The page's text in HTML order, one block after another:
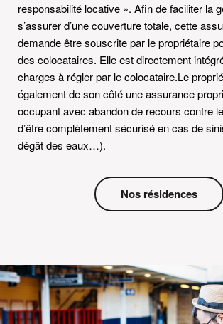
responsabilité locative ». Afin de faciliter la
s’assurer d’une couverture totale, cette
demande être souscrite par le propriétaire
des colocataires. Elle est directement
charges à régler par le colocataire.Le
également de son côté une assurance
occupant avec abandon de recours contre
d’être complètement sécurisé en cas de
dégât des eaux…).
Nos résidences